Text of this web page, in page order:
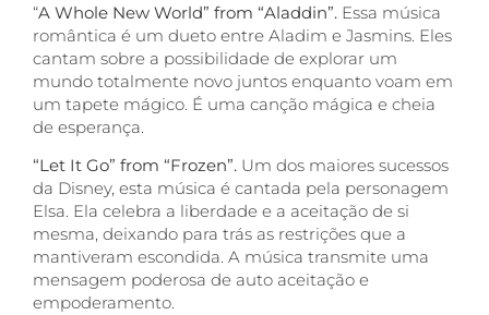
“A Whole New World” from “Aladdin”. Essa música
romântica é um dueto entre Aladim e Jasmins. Eles
cantam sobre a possibilidade de explorar um
mundo totalmente novo juntos enquanto voam em
um tapete mágico. É uma canção mágica e cheia
de esperança.
“Let It Go” from “Frozen”. Um dos maiores sucessos
da Disney, esta música é cantada pela personagem
Elsa. Ela celebra a liberdade e a aceitação de si
mesma, deixando para trás as restrições que a
mantiveram escondida. A música transmite uma
mensagem poderosa de auto aceitação e
empoderamento.